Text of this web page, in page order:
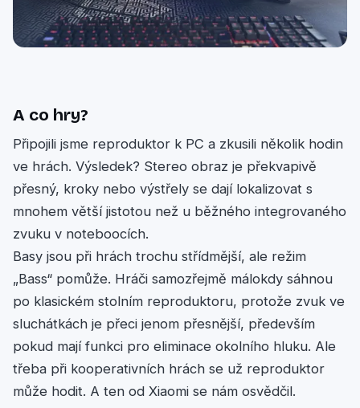
A co hry?
Připojili jsme reproduktor k PC a zkusili několik hodin
ve hrách. Výsledek? Stereo obraz je překvapivě
přesný, kroky nebo výstřely se dají lokalizovat s
mnohem větší jistotou než u běžného integrovaného
zvuku v noteboocích.
Basy jsou při hrách trochu střídmější, ale režim
„Bass“ pomůže. Hráči samozřejmě málokdy sáhnou
po klasickém stolním reproduktoru, protože zvuk ve
sluchátkách je přeci jenom přesnější, především
pokud mají funkci pro eliminace okolního hluku. Ale
třeba při kooperativních hrách se už reproduktor
může hodit. A ten od Xiaomi se nám osvědčil.